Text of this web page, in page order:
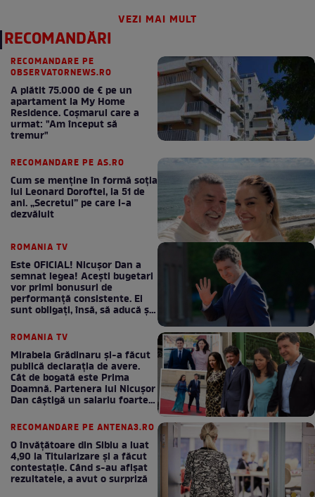
VEZI MAI MULT
RECOMANDĂRI
RECOMANDARE PE
OBSERVATORNEWS.RO
A plătit 75.000 de € pe un
apartament la My Home
Residence. Coşmarul care a
urmat: "Am început să
tremur"
RECOMANDARE PE AS.RO
Cum se menţine în formă soţia
lui Leonard Doroftei, la 51 de
ani. „Secretul” pe care l-a
dezvăluit
ROMANIA TV
Este OFICIAL! Nicușor Dan a
semnat legea! Acești bugetari
vor primi bonusuri de
performanță consistente. Ei
sunt obligați, însă, să aducă și
ROMANIA TV
Mirabela Grădinaru și-a făcut
publică declarația de avere.
Cât de bogată este Prima
Doamnă. Partenera lui Nicușor
Dan câștigă un salariu foarte
RECOMANDARE PE ANTENA3.RO
O învățătoare din Sibiu a luat
4,90 la Titularizare și a făcut
contestație. Când s-au afișat
rezultatele, a avut o surpriză